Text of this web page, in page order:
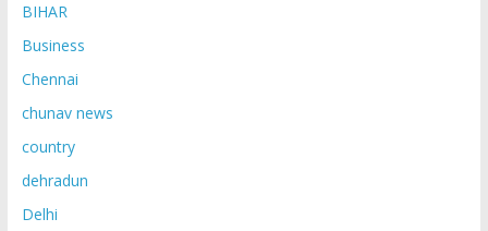
BIHAR
Business
Chennai
chunav news
country
dehradun
Delhi